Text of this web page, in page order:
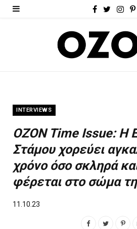
F
k
T
i
I
a
m
P
t
INTERVIEWS
OZON Time Issue: H
Στάμου χορεύει
χρόνο όσο σκληρά
φέρεται στο σώμα
11.10.23